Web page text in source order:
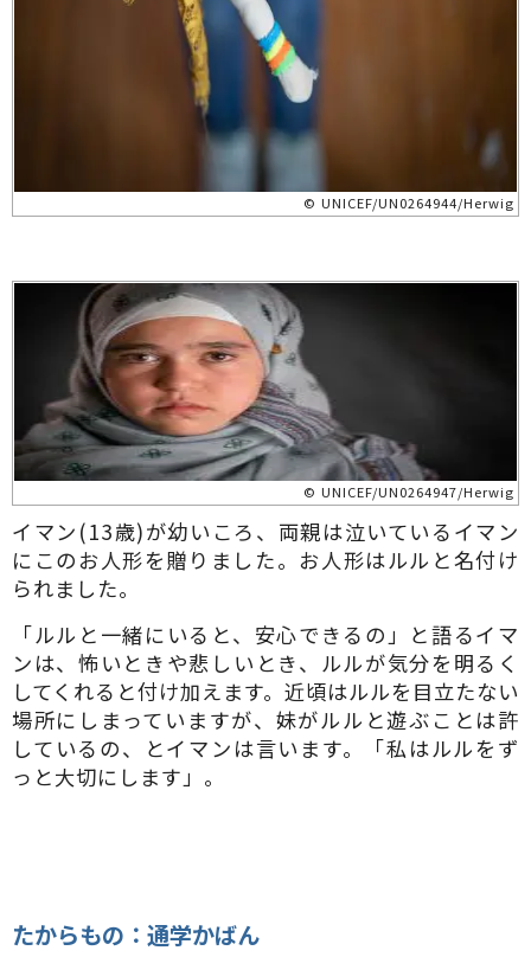
© UNICEF/UN0264944/Herwig
© UNICEF/UN0264947/Herwig
イマン(13歳)が幼いころ、両親は泣いているイマン
にこのお人形を贈りました。お人形はルルと名付け
られました。
「ルルと一緒にいると、安心できるの」と語るイマ
ンは、怖いときや悲しいとき、ルルが気分を明るく
してくれると付け加えます。近頃はルルを目立たない
場所にしまっていますが、妹がルルと遊ぶことは許
しているの、とイマンは言います。「私はルルをず
っと大切にします」。
たからもの：通学かばん